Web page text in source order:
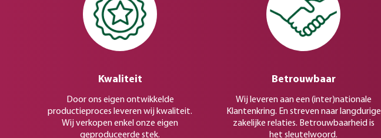
Kwaliteit
Door ons eigen ontwikkelde
productieproces leveren wij kwaliteit.
Wij verkopen enkel onze eigen
geproduceerde stek.
Betrouwbaar
Wij leveren aan een (inter)nationale
Klantenkring. En streven naar langdurige
zakelijke relaties. Betrouwbaarheid is
het sleutelwoord.